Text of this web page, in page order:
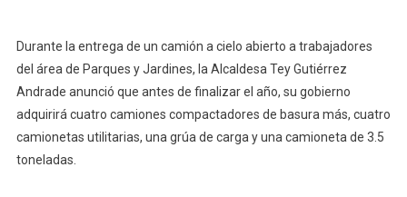
Vehicular
Para
Mejorar
Servicios
Durante la entrega de un camión a cielo abierto a trabajadores
del área de Parques y Jardines, la Alcaldesa Tey Gutiérrez
Andrade anunció que antes de finalizar el año, su gobierno
adquirirá cuatro camiones compactadores de basura más, cuatro
camionetas utilitarias, una grúa de carga y una camioneta de 3.5
toneladas.